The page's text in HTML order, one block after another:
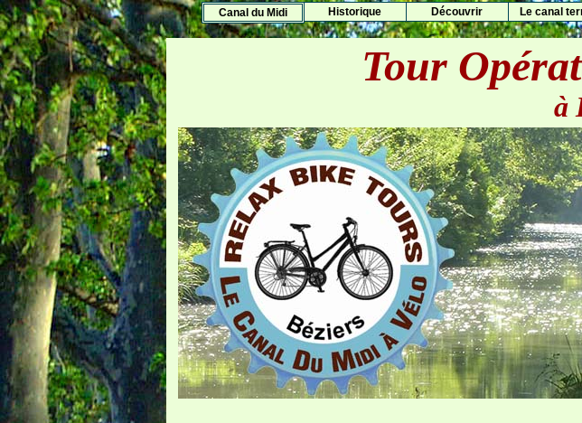
Canal du Midi Historique Découvrir Le canal
Tour
à